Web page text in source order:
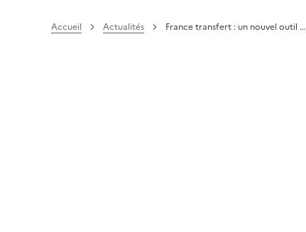
Accueil Actualités France transfert : un nouvel outil …